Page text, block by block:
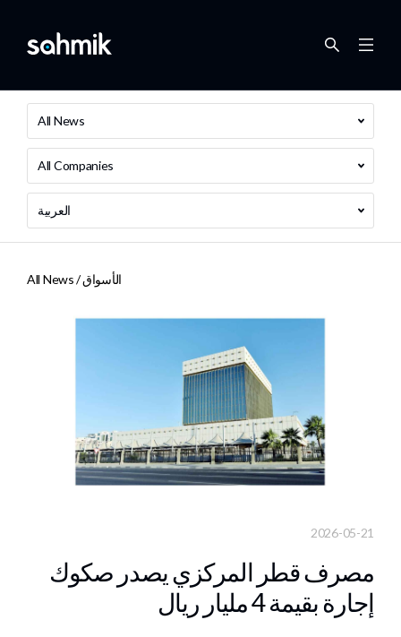
All News
All Companies
العربية
All News /الأسواق
2026-05-21
مصرف قطر المركزي يصدر صكوك
إجارة بقيمة 4 مليار ريال